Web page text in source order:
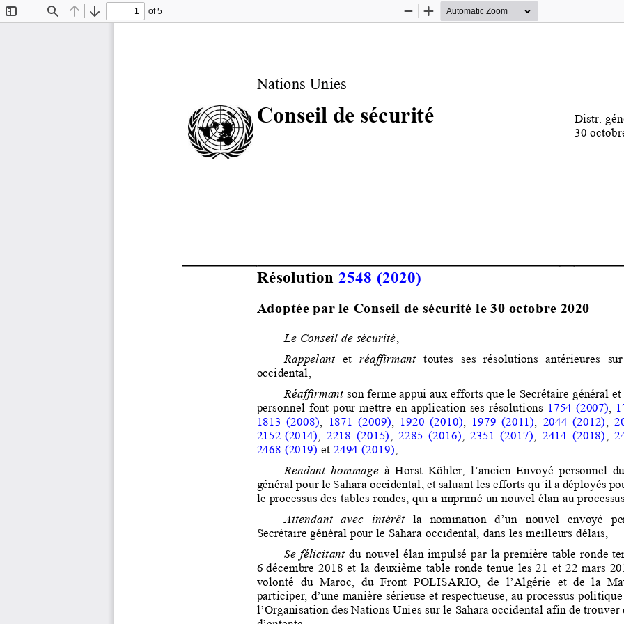
Find Previous
Next
of 5
Zoom
Zoom
Nations Unies
Conseil de sécurité Distr.
30
Résolution 2548 (2020)
Adoptée par le Conseil de sécurité le 30 octobre 2020
Le Conseil de sécurité
Rappelant
et réaffirmant
toutes  ses  résolutions  antérieures
occidental,
Réaffirmant son ferme appui aux efforts que le Secrétaire général et
personnel font pour mettre en application ses résolutions 1754 (2007)
1813 (2008)
1871 (2009) 1920 (2010) 1979 (2011) 2044 (2012)
2152 (2014) 2218 (2015) 2285 (2016) 2351 (2017) 2414 (2018)
2468 (2019) et 2494 (2019)
Rendant  hommage à Horst  Köhler,
l’ancien Envoyé personnel
général pour le Sahara occidental et saluant les efforts qu’il a déployés
le processus des tables rondes, qui a imprimé un nouvel élan au
Attendant   avec   intérêt
la  nomination  d’un  nouvel  envoyé
Secrétaire général pour le Sahara occidental, dans les meilleurs délais,
Se  félicitant du nouvel élan impulsé par la première table ronde
6 décembre 2018 et la deuxième table ronde tenue les 21 et 22 mars
volonté  du  Maroc,  du  Front  POLISARIO,  de  l’Algérie  et  de  la
participer, d’une manière sérieuse et respectueuse, au processus
l’Organisation des Nations Unies sur le Sahara occidental afin de trouver